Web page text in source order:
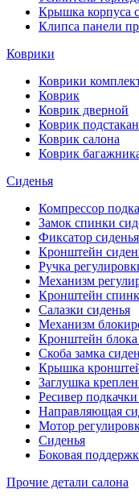
Крышка корпуса
Клипса панели
Коврики
Коврики
Коврик
Коврик дверной
Коврик
Коврик салона
Коврик
Сиденья
Компрессор
Замок спинки
Фиксатор сиденья
Кронштейн
Ручка
Механизм
Кронштейн
Салазки сиденья
Механизм
Кронштейн блока
Скоба замка
Крышка
Заглушка
Ресивер
Направляющая
Мотор
Сиденья
Боковая
Прочие детали салона